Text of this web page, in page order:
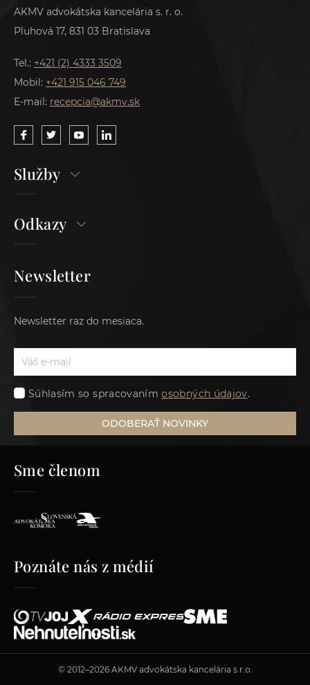
AKMV advokátska kancelária s. r. o.
Pluhová 17, 831 03 Bratislava
Tel.: +421 (2) 4333 3509
Mobil: +421 915 046 749
E-mail: recepcia@akmv.sk
Služby
Odkazy
Newsletter
Newsletter raz do mesiaca.
Súhlasím so spracovanímosobných údajov.
ODOBERAŤ NOVINKY
Sme členom
Poznáte nás z médií
© 2012–2026 AKMV advokátska kancelária s.r.o.